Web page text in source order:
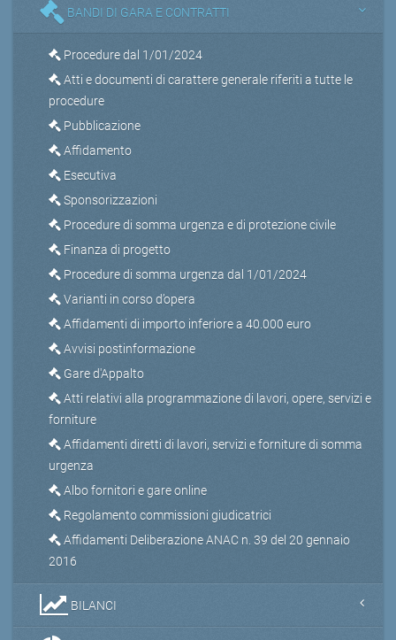
BANDI DI GARA E CONTRATTI
Procedure dal 1/01/2024
Atti e documenti di carattere generale riferiti a tutte le
procedure
Pubblicazione
Affidamento
Esecutiva
Sponsorizzazioni
Procedure di somma urgenza e di protezione civile
Finanza di progetto
Procedure di somma urgenza dal 1/01/2024
Varianti in corso d’opera
Affidamenti di importo inferiore a 40.000 euro
Avvisi postinformazione
Gare d'Appalto
Atti relativi alla programmazione di lavori, opere, servizi e
forniture
Affidamenti diretti di lavori, servizi e forniture di somma
urgenza
Albo fornitori e gare online
Regolamento commissioni giudicatrici
Affidamenti Deliberazione ANAC n. 39 del 20 gennaio
2016
BILANCI